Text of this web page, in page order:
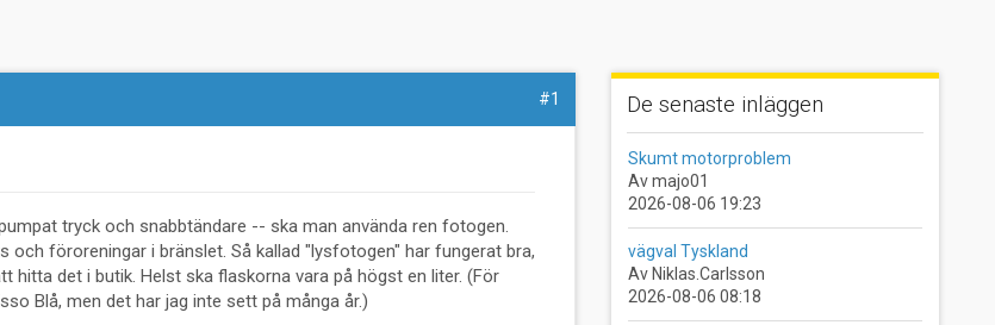
#1
tryck och snabbtändare -- ska man använda ren fotogen.
och föroreningar i bränslet. Så kallad "lysfotogen" har fungerat bra,
hitta det i butik. Helst ska flaskorna vara på högst en liter. (För
Blå, men det har jag inte sett på många år.)
De senaste inläggen
Skumt motorproblem
Av majo01
2026-08-06 19:23
vägval Tyskland
Av Niklas.Carlsson
2026-08-06 08:18